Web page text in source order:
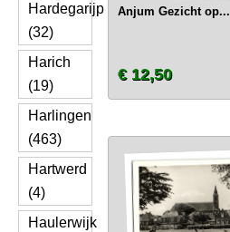
Hardegarijp
(32)
Harich
(19)
Harlingen
(463)
Hartwerd
(4)
Haulerwijk
Anjum Gezicht op...
€ 12,50